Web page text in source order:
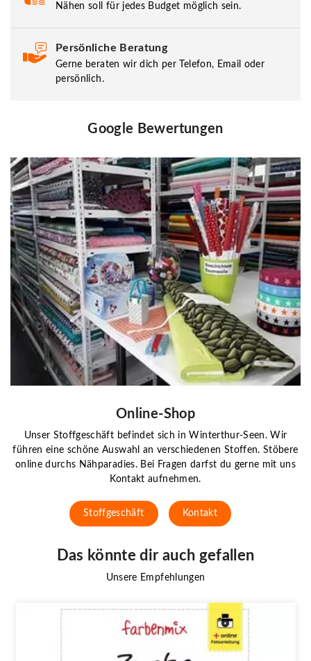
Nähen soll für jedes Budget möglich sein.
Persönliche Beratung
Gerne beraten wir dich per Telefon, Email oder
persönlich.
Google Bewertungen
Online-Shop
Unser Stoffgeschäft befindet sich in Winterthur-Seen. Wir
führen eine schöne Auswahl an verschiedenen Stoffen. Stöbere
online durchs Nähparadies. Bei Fragen darfst du gerne mit uns
Kontakt aufnehmen.
Stoffgeschäft Kontakt
Das könnte dir auch gefallen
Unsere Empfehlungen